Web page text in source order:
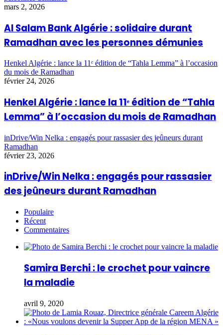
mars 2, 2026
Al Salam Bank Algérie : solidaire durant
Ramadhan avec les personnes démunies
Henkel Algérie : lance la 11ᵉ édition de “Tahla Lemma” à l’occasion
du mois de Ramadhan
février 24, 2026
Henkel Algérie : lance la 11ᵉ édition de “Tahla
Lemma” à l’occasion du mois de Ramadhan
inDrive/Win Nelka : engagés pour rassasier des jeûneurs durant
Ramadhan
février 23, 2026
inDrive/Win Nelka : engagés pour rassasier
des jeûneurs durant Ramadhan
Populaire
Récent
Commentaires
Samira Berchi : le crochet pour vaincre
la maladie
avril 9, 2020